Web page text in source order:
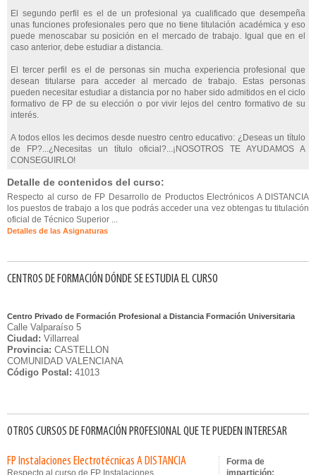
El segundo perfil es el de un profesional ya cualificado que desempeña
unas funciones profesionales pero que no tiene titulación académica y eso
puede menoscabar su posición en el mercado de trabajo. Igual que en el
caso anterior, debe estudiar a distancia.
El tercer perfil es el de personas sin mucha experiencia profesional que
desean titularse para acceder al mercado de trabajo. Estas personas
pueden necesitar estudiar a distancia por no haber sido admitidos en el ciclo
formativo de FP de su elección o por vivir lejos del centro formativo de su
interés.
A todos ellos les decimos desde nuestro centro educativo: ¿Deseas un título
de FP?...¿Necesitas un título oficial?...¡NOSOTROS TE AYUDAMOS A
CONSEGUIRLO!
Detalle de contenidos del curso:
Respecto al curso de FP Desarrollo de Productos Electrónicos A DISTANCIA
los puestos de trabajo a los que podrás acceder una vez obtengas tu titulación
oficial de Técnico Superior ...
Detalles de las Asignaturas
CENTROS DE FORMACIÓN DÓNDE SE ESTUDIA EL CURSO
Centro Privado de Formación Profesional a Distancia Formación Universitaria
Calle Valparaíso 5
Ciudad: Villarreal
Provincia: CASTELLON
COMUNIDAD VALENCIANA
Código Postal: 41013
OTROS CURSOS DE FORMACIÓN PROFESIONAL QUE TE PUEDEN INTERESAR
FP Instalaciones Electrotécnicas A DISTANCIA
Respecto al curso de FP Instalaciones
Forma de
impartición: